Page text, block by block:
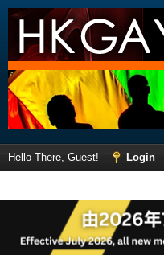
Hello There, Guest! Login